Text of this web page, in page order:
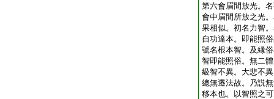
第六會眉間放光。
會中眉間所放之光
果相似。初名力智
自功達本。即能照
號名根本智。及縁
智即能照俗。無二
級智不異。大悲不
總無遷法故。乃説
移本也。以智照之